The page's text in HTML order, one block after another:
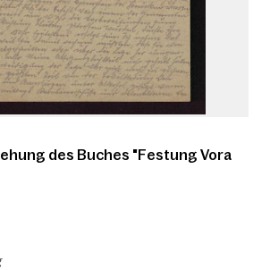
des Buches "Festung Vora